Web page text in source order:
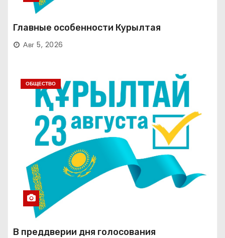
Главные особенности Курылтая
Авг 5, 2026
ОБЩЕСТВО
В преддверии дня голосования